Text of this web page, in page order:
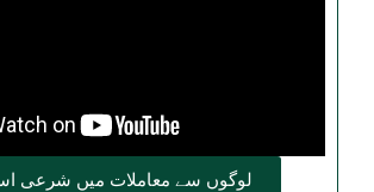
لوگوں سے معاملات میں شرعی